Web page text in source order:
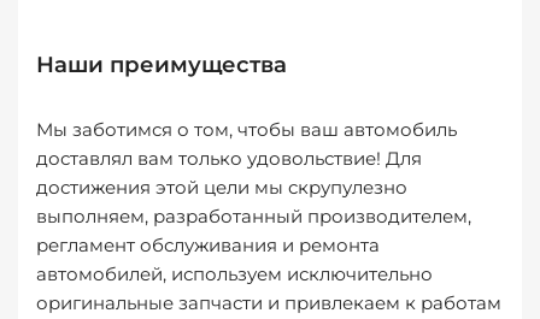
Наши преимущества
Мы заботимся о том, чтобы ваш автомобиль
доставлял вам только удовольствие! Для
достижения этой цели мы скрупулезно
выполняем, разработанный производителем,
регламент обслуживания и ремонта
автомобилей, используем исключительно
оригинальные запчасти и привлекаем к работам